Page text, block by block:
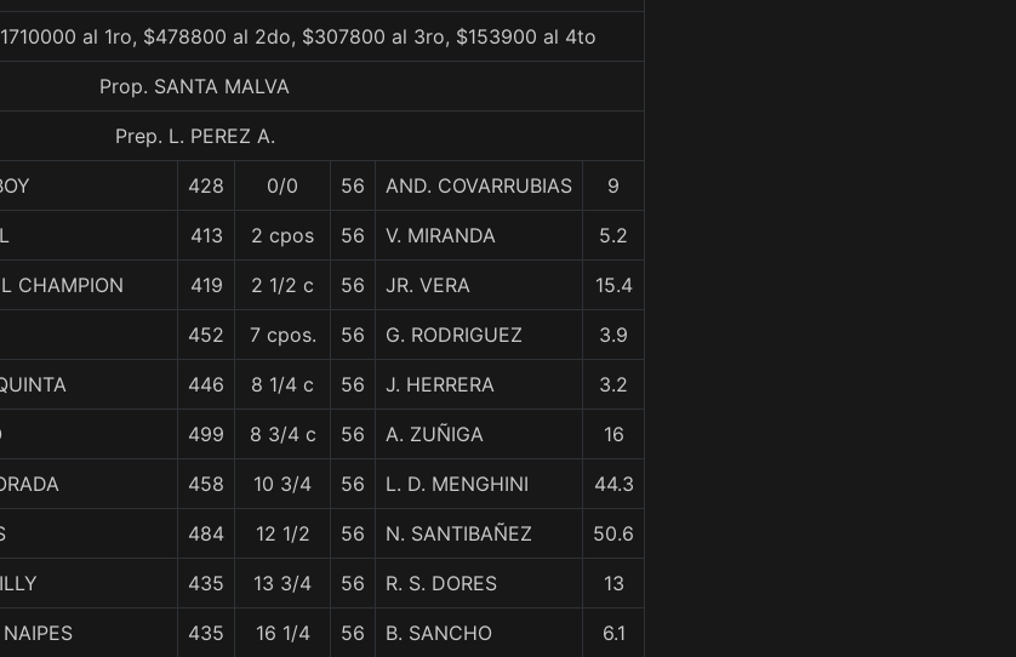
al 1ro, $478800 al 2do, $307800 al 3ro, $153900 al 4to
Prop. SANTA MALVA
Prep. L. PEREZ A.
428 0/0 56 AND. COVARRUBIAS 9
413 2 cpos 56 V. MIRANDA 5.2
CHAMPION 419 2 1/2 c 56 JR. VERA 15.4
452 7 cpos. 56 G. RODRIGUEZ 3.9
446 8 1/4 c 56 J. HERRERA 3.2
499 8 3/4 c 56 A. ZUÑIGA 16
458 10 3/4 56 L. D. MENGHINI 44.3
484 12 1/2 56 N. SANTIBAÑEZ 50.6
435 13 3/4 56 R. S. DORES 13
435 16 1/4 56 B. SANCHO 6.1